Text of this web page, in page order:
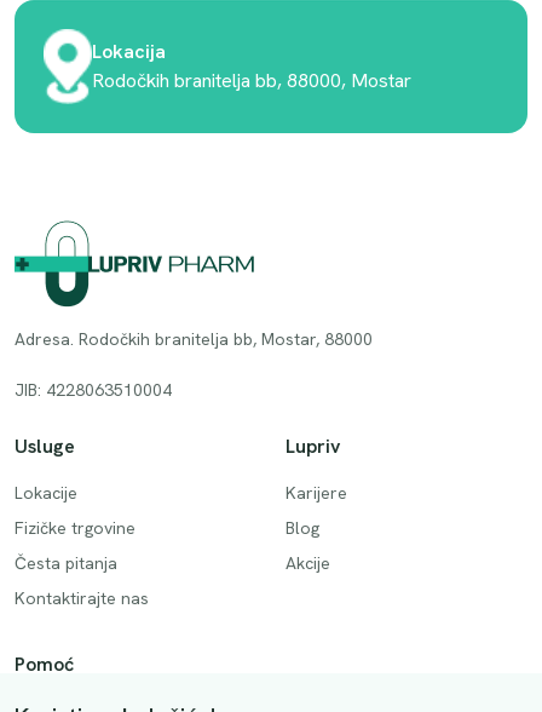
Lokacija
Rodočkih branitelja bb, 88000, Mostar
Adresa. Rodočkih branitelja bb, Mostar, 88000
JIB: 4228063510004
Usluge
Lokacije
Fizičke trgovine
Česta pitanja
Kontaktirajte nas
Lupriv
Karijere
Blog
Akcije
Pomoć